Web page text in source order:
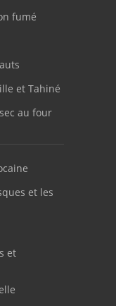
fumé
et Tahiné
au four
et les
et